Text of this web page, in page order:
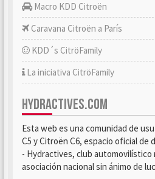
Macro KDD Citroën
Caravana Citroën a París
KDD´s CitröFamily
La iniciativa CitröFamily
HYDRACTIVES.COM
Esta web es una comunidad de
C5 y Citroën C6, espacio oficial de
- Hydractives, club automovilístico
asociación nacional sin ánimo de